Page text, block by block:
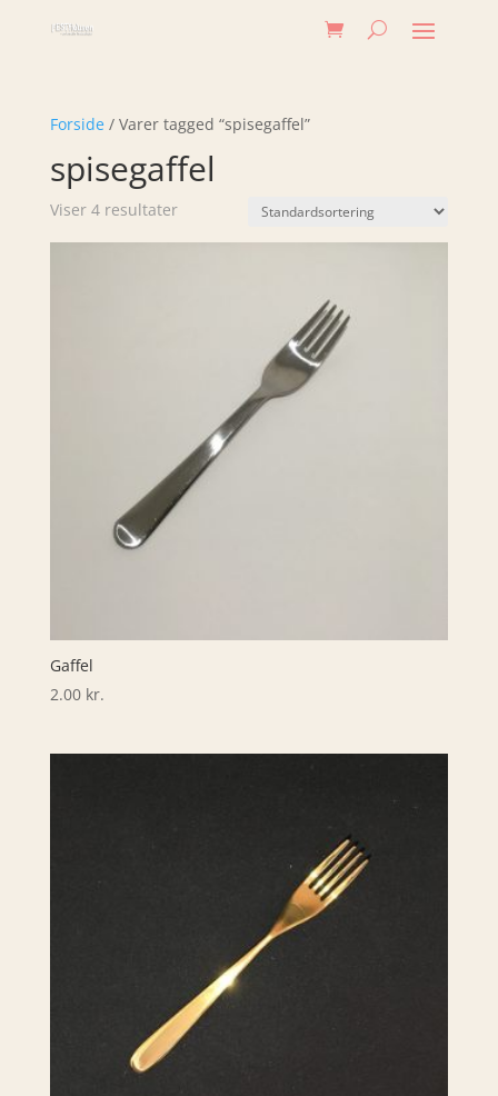
Forside/ Varer tagged “spisegaffel”
spisegaffel
Viser 4 resultater
Gaffel
2.00 kr.